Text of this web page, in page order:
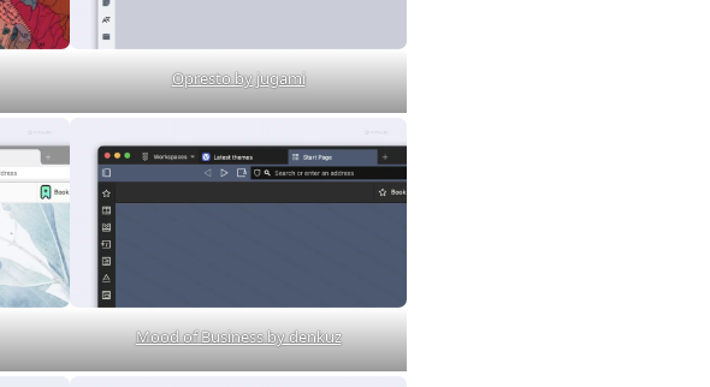
Opresto by jugami
Mood of Business by denkuz